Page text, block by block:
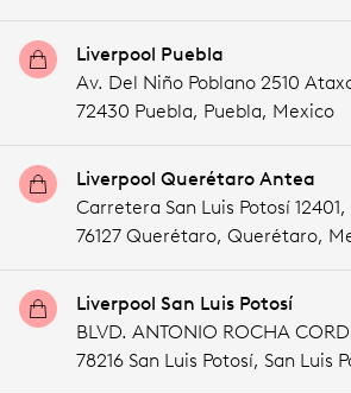
Liverpool Puebla
Av. Del Niño Poblano 2510
72430 Puebla, Puebla, Mexico
Liverpool Querétaro Antea
Carretera San Luis Potosí
76127 Querétaro, Querétaro,
Liverpool San Luis Potosí
BLVD. ANTONIO ROCHA
78216 San Luis Potosí, San Luis